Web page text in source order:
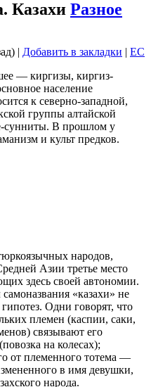
Казахи Разное
| Добавить в закладки | EC
— киргизы, киргиз-
население
к северно-западной,
группы алтайской
сунниты. В прошлом у
и культ предков.
народов,
Азии третье место
здесь своей автономии.
«казахи» не
Одни говорят, что
племен (каспии, саки,
связывают его
на колесах);
от племенного тотема —
в имя девушки,
народа.